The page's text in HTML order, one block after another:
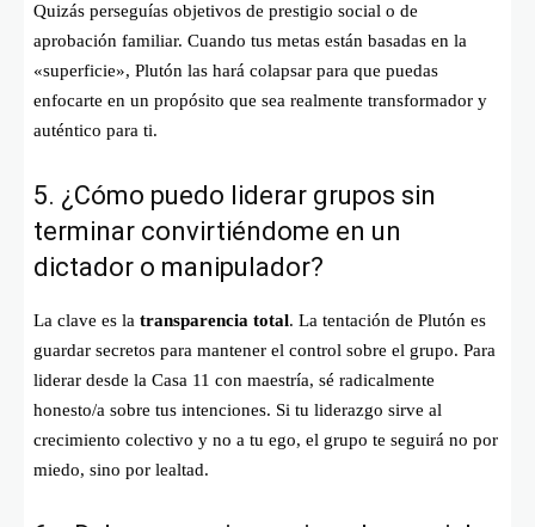
Quizás perseguías objetivos de prestigio social o de
aprobación familiar. Cuando tus metas están basadas en la
«superficie», Plutón las hará colapsar para que puedas
enfocarte en un propósito que sea realmente transformador y
auténtico para ti.
5. ¿Cómo puedo liderar grupos sin
terminar convirtiéndome en un
dictador o manipulador?
La clave es la transparencia total. La tentación de Plutón es
guardar secretos para mantener el control sobre el grupo. Para
liderar desde la Casa 11 con maestría, sé radicalmente
honesto/a sobre tus intenciones. Si tu liderazgo sirve al
crecimiento colectivo y no a tu ego, el grupo te seguirá no por
miedo, sino por lealtad.